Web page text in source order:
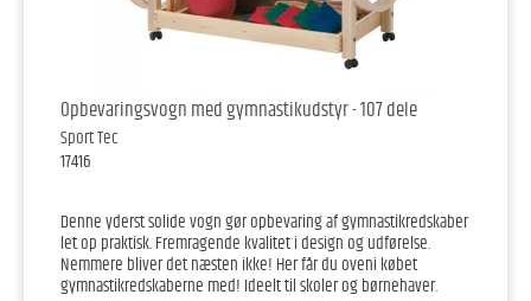
Opbevaringsvogn med gymnastikudstyr - 107 dele
Sport Tec
17416
Denne yderst solide vogn gør opbevaring af gymnastikredskaber
let op praktisk. Fremragende kvalitet i design og udførelse.
Nemmere bliver det næsten ikke! Her får du oveni købet
gymnastikredskaberne med! Ideelt til skoler og børnehaver.